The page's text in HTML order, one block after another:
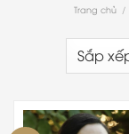
Trang chủ /